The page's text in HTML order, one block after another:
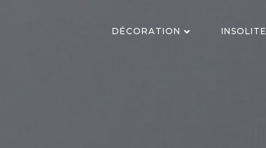
DÉCORATION INSOLITE